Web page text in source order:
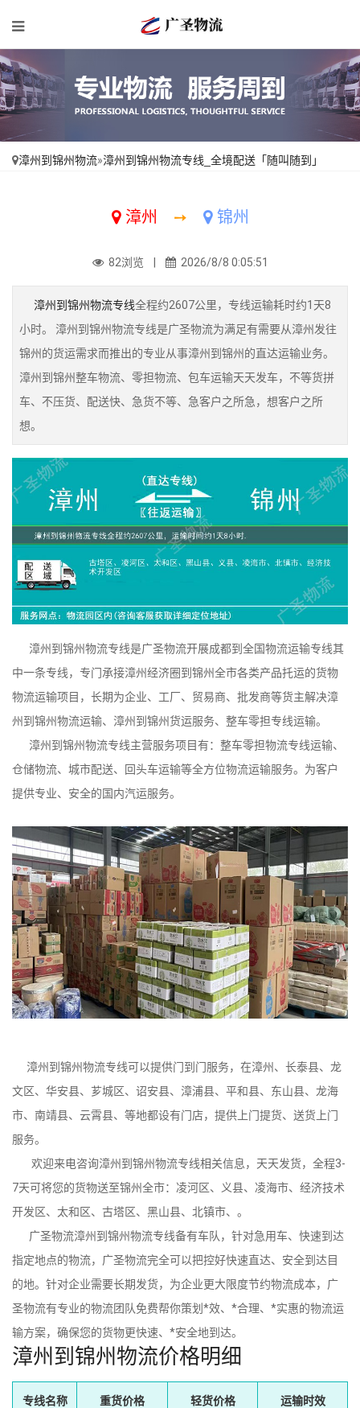
漳州到锦州物流»漳州到锦州物流专线_全境配送「随叫随到」
漳州 ➙ 锦州
82浏览 | 2026/8/8 0:05:51
漳州到锦州物流专线全程约2607公里，专线运输耗时约1天8
小时。 漳州到锦州物流专线是广圣物流为满足有需要从漳州发往
锦州的货运需求而推出的专业从事漳州到锦州的直达运输业务。
漳州到锦州整车物流、零担物流、包车运输天天发车，不等货拼
车、不压货、配送快、急货不等、急客户之所急，想客户之所
想。
漳州到锦州物流专线是广圣物流开展成都到全国物流运输专线其
中一条专线，专门承接漳州经济圈到锦州全市各类产品托运的货物
物流运输项目，长期为企业、工厂、贸易商、批发商等货主解决漳
州到锦州物流运输、漳州到锦州货运服务、整车零担专线运输。
漳州到锦州物流专线主营服务项目有：整车零担物流专线运输、
仓储物流、城市配送、回头车运输等全方位物流运输服务。为客户
提供专业、安全的国内汽运服务。
漳州到锦州物流专线可以提供门到门服务，在漳州、长泰县、龙
文区、华安县、芗城区、诏安县、漳浦县、平和县、东山县、龙海
市、南靖县、云霄县、等地都设有门店，提供上门提货、送货上门
服务。
欢迎来电咨询漳州到锦州物流专线相关信息，天天发货，全程3-
7天可将您的货物送至锦州全市：凌河区、义县、凌海市、经济技术
开发区、太和区、古塔区、黑山县、北镇市、。
广圣物流漳州到锦州物流专线备有车队，针对急用车、快速到达
指定地点的物流，广圣物流完全可以把控好快速直达、安全到达目
的地。针对企业需要长期发货，为企业更大限度节约物流成本，广
圣物流有专业的物流团队免费帮你策划*效、*合理、*实惠的物流运
输方案，确保您的货物更快速、*安全地到达。
漳州到锦州物流价格明细
专线名称 重货价格 轻货价格 运输时效